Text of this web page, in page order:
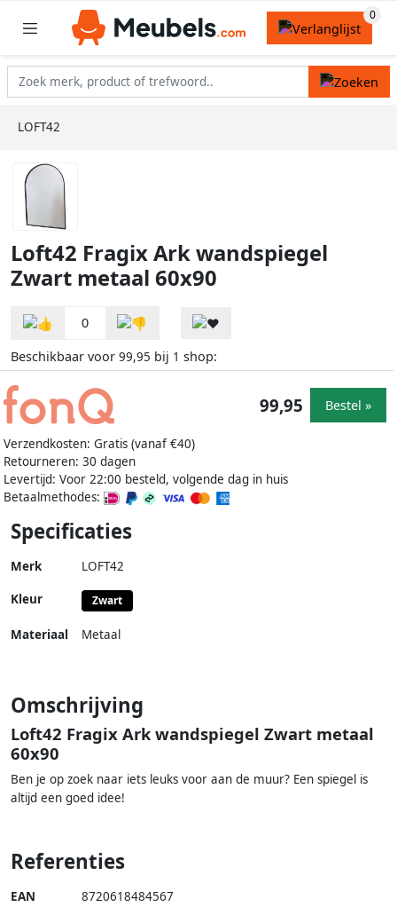
LOFT42
Loft42 Fragix Ark wandspiegel
Zwart metaal 60x90
0
Beschikbaar voor 99,95 bij 1 shop:
Verzendkosten: Gratis (vanaf €40)
Retourneren: 30 dagen
Levertijd: Voor 22:00 besteld, volgende dag in huis
Betaalmethodes:
99,95 Bestel »
Specificaties
Merk LOFT42
Kleur Zwart
Materiaal Metaal
Omschrijving
Loft42 Fragix Ark wandspiegel Zwart metaal
60x90
Ben je op zoek naar iets leuks voor aan de muur? Een spiegel is
altijd een goed idee!
Referenties
EAN 8720618484567